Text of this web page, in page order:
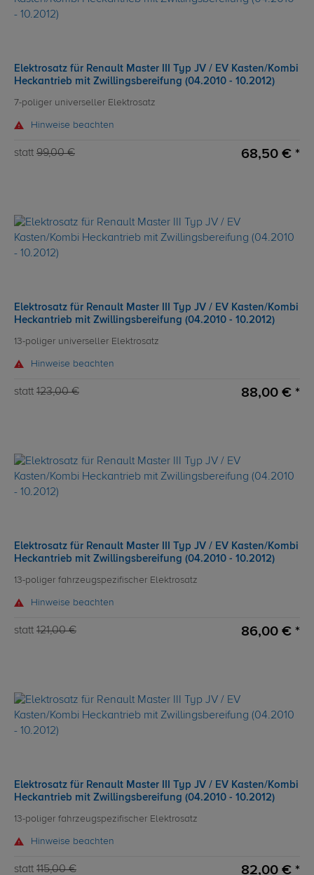
Elektrosatz für Renault Master III Typ JV / EV Kasten/Kombi
Heckantrieb mit Zwillingsbereifung (04.2010 - 10.2012)
7-poliger universeller Elektrosatz
Hinweise beachten
statt 99,00 € 68,50 € *
Elektrosatz für Renault Master III Typ JV / EV Kasten/Kombi
Heckantrieb mit Zwillingsbereifung (04.2010 - 10.2012)
13-poliger universeller Elektrosatz
Hinweise beachten
statt 123,00 € 88,00 € *
Elektrosatz für Renault Master III Typ JV / EV Kasten/Kombi
Heckantrieb mit Zwillingsbereifung (04.2010 - 10.2012)
13-poliger fahrzeugspezifischer Elektrosatz
Hinweise beachten
statt 121,00 € 86,00 € *
Elektrosatz für Renault Master III Typ JV / EV Kasten/Kombi
Heckantrieb mit Zwillingsbereifung (04.2010 - 10.2012)
13-poliger fahrzeugspezifischer Elektrosatz
Hinweise beachten
statt 115,00 € 82,00 € *